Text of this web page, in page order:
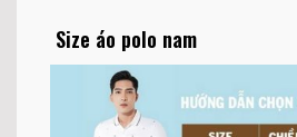
Size áo polo nam